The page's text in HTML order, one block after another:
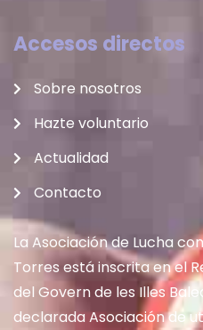
Accesos directos
Sobre nosotros
Hazte voluntario
Actualidad
Contacto
La Asociación de Lucha
Torres está inscrita en el
del Govern de les Illes
declarada Asociación de